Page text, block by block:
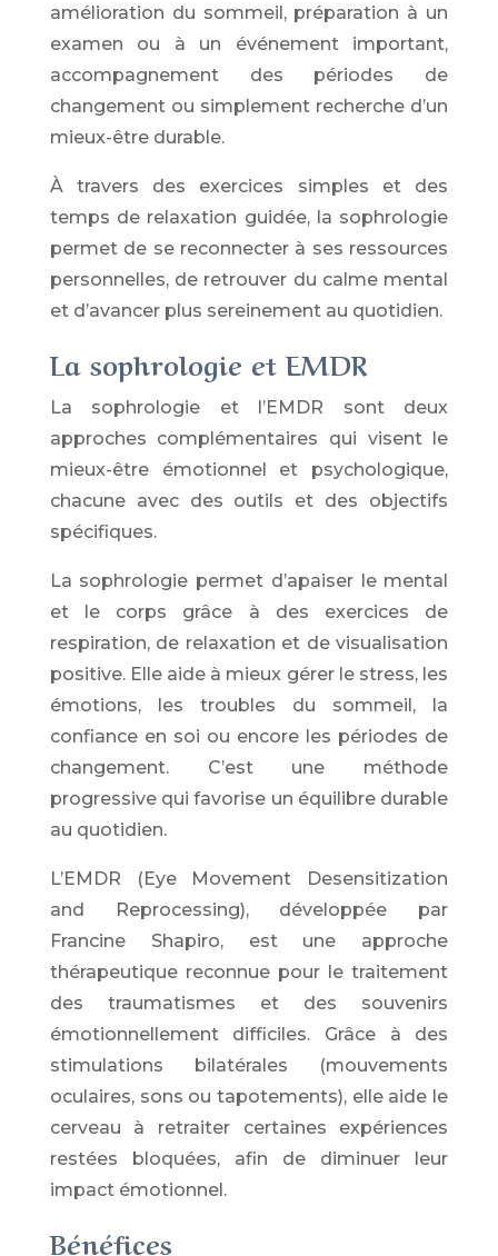
amélioration du sommeil, préparation à un
examen ou à un événement important,
accompagnement des périodes de
changement ou simplement recherche d’un
mieux-être durable.
À travers des exercices simples et des
temps de relaxation guidée, la sophrologie
permet de se reconnecter à ses ressources
personnelles, de retrouver du calme mental
et d’avancer plus sereinement au quotidien.
La sophrologie et EMDR
La sophrologie et l’EMDR sont deux
approches complémentaires qui visent le
mieux-être émotionnel et psychologique,
chacune avec des outils et des objectifs
spécifiques.
La sophrologie permet d’apaiser le mental
et le corps grâce à des exercices de
respiration, de relaxation et de visualisation
positive. Elle aide à mieux gérer le stress, les
émotions, les troubles du sommeil, la
confiance en soi ou encore les périodes de
changement. C’est une méthode
progressive qui favorise un équilibre durable
au quotidien.
L’EMDR (Eye Movement Desensitization
and Reprocessing), développée par
Francine Shapiro, est une approche
thérapeutique reconnue pour le traitement
des traumatismes et des souvenirs
émotionnellement difficiles. Grâce à des
stimulations bilatérales (mouvements
oculaires, sons ou tapotements), elle aide le
cerveau à retraiter certaines expériences
restées bloquées, afin de diminuer leur
impact émotionnel.
Bénéfices